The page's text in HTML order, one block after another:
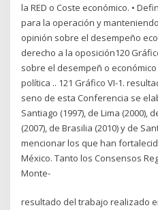
la RED o Coste económico. •
para la operación y
opinión sobre el desempeño
derecho a la oposición120
sobre el desempeñ o
política .. 121 Gráfico VI-1.
seno de esta Conferencia se
Santiago (1997), de Lima (2000),
(2007), de Brasilia (2010) y de
mencionar los que han
México. Tanto los Consensos
Monte-
resultado del trabajo realizado